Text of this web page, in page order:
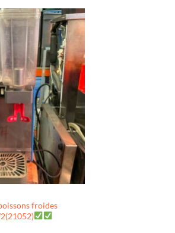
Ajouter
à ma
wishlist
froides